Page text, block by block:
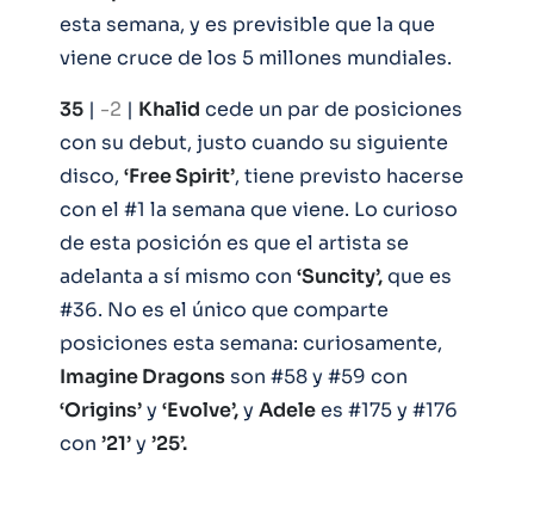
esta semana, y es previsible que la que
viene cruce de los 5 millones mundiales.
35 | -2 | Khalid cede un par de posiciones
con su debut, justo cuando su siguiente
disco, ‘Free Spirit’, tiene previsto hacerse
con el #1 la semana que viene. Lo curioso
de esta posición es que el artista se
adelanta a sí mismo con ‘Suncity’,que es
#36. No es el único que comparte
posiciones esta semana: curiosamente,
Imagine Dragonsson #58 y #59 con
‘Origins’y ‘Evolve’,y Adelees #175 y #176
con ’21’y ’25’.